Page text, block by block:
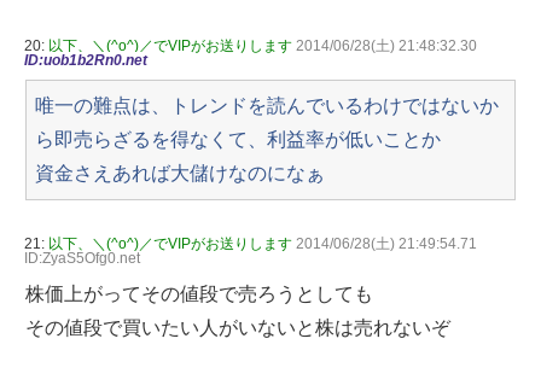
20: 以下、＼(^o^)／でVIPがお送りします 2014/06/28(土) 21:48:32.30
ID:uob1b2Rn0.net
唯一の難点は、トレンドを読んでいるわけではないか
ら即売らざるを得なくて、利益率が低いことか
資金さえあれば大儲けなのになぁ
21: 以下、＼(^o^)／でVIPがお送りします 2014/06/28(土) 21:49:54.71
ID:ZyaS5Ofg0.net
株価上がってその値段で売ろうとしても
その値段で買いたい人がいないと株は売れないぞ